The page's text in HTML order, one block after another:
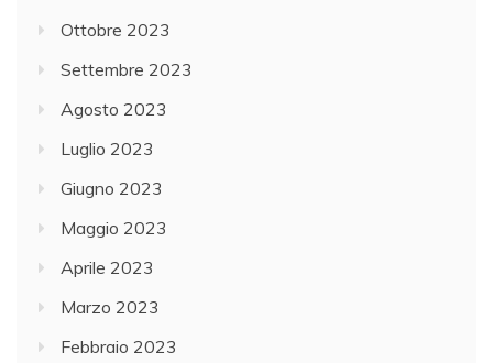
Ottobre 2023
Settembre 2023
Agosto 2023
Luglio 2023
Giugno 2023
Maggio 2023
Aprile 2023
Marzo 2023
Febbraio 2023